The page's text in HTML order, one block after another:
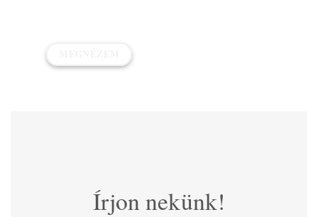
Írjon nekünk!